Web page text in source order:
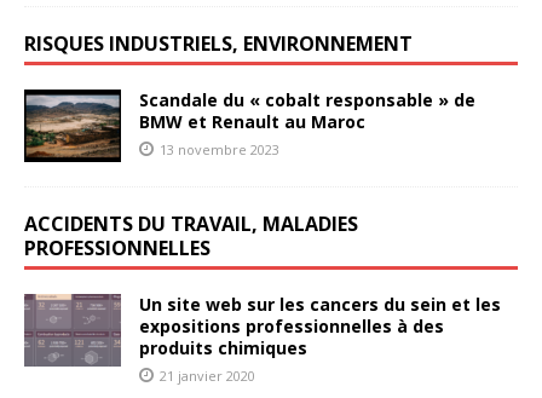
RISQUES INDUSTRIELS, ENVIRONNEMENT
Scandale du « cobalt responsable » de
BMW et Renault au Maroc
13 novembre 2023
ACCIDENTS DU TRAVAIL, MALADIES
PROFESSIONNELLES
Un site web sur les cancers du sein et les
expositions professionnelles à des
produits chimiques
21 janvier 2020